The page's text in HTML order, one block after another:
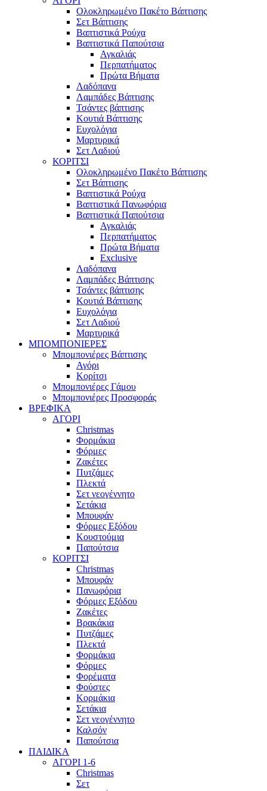
Ολοκληρωμένο Πακέτο Βάπτισης
Σετ Βάπτισης
Βαπτιστικά Ρούχα
Βαπτιστικά Παπούτσια
Αγκαλιάς
Περπατήματος
Πρώτα Βήματα
Λαδόπανα
Λαμπάδες Βάπτισης
Τσάντες βάπτισης
Κουτιά Βάπτισης
Ευχολόγια
Μαρτυρικά
Σετ Λαδιού
ΚΟΡΙΤΣΙ
Ολοκληρωμένο Πακέτο Βάπτισης
Σετ Βάπτισης
Βαπτιστικά Ρούχα
Βαπτιστικά Πανωφόρια
Βαπτιστικά Παπούτσια
Αγκαλιάς
Περπατήματος
Πρώτα Βήματα
Exclusive
Λαδόπανα
Λαμπάδες Βάπτισης
Τσάντες βάπτισης
Κουτιά Βάπτισης
Ευχολόγια
Σετ Λαδιού
Μαρτυρικά
ΜΠΟΜΠΟΝΙΕΡΕΣ
Μπομπονιέρες Βάπτισης
Αγόρι
Κορίτσι
Μπομπονιέρες Γάμου
Μπομπονιέρες Προσφοράς
ΒΡΕΦΙΚΑ
ΑΓΟΡΙ
Christmas
Φορμάκια
Φόρμες
Ζακέτες
Πυτζάμες
Πλεκτά
Σετ νεογέννητο
Σετάκια
Μπουφάν
Φόρμες Εξόδου
Κουστούμια
Παπούτσια
ΚΟΡΙΤΣΙ
Christmas
Μπουφάν
Πανωφόρια
Φόρμες Εξόδου
Ζακέτες
Βρακάκια
Πυτζάμες
Πλεκτά
Φορμάκια
Φόρμες
Φορέματα
Φούστες
Κορμάκια
Σετάκια
Σετ νεογέννητο
Καλσόν
Παπούτσια
ΠΑΙΔΙΚΑ
ΑΓΟΡΙ 1-6
Christmas
Σετ